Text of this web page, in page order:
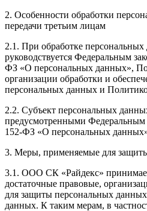
2. Особенности обработки
передачи третьим лицам
2.1. При обработке
руководствуется Федеральным
ФЗ «О персональных данных»,
организации обработки и
персональных данных и
2.2. Субъект персональных
предусмотренными
152-ФЗ «О персональных
3. Меры, применяемые для
3.1. ООО СК «Райдекс»
достаточные правовые,
для защиты персональных
данных. К таким мерам, в